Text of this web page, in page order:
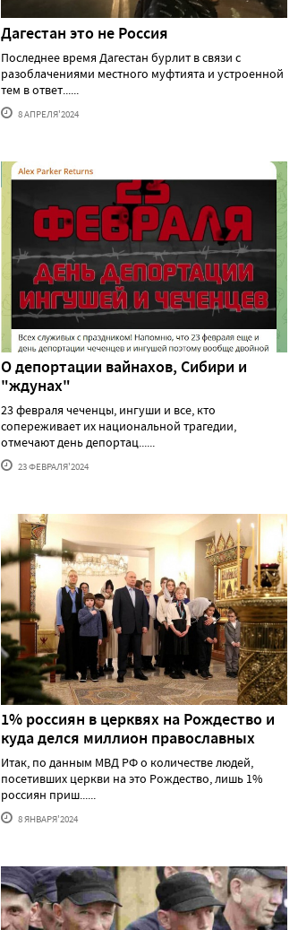
Дагестан это не Россия
Последнее время Дагестан бурлит в связи с
разоблачениями местного муфтията и устроенной
тем в ответ......
8 АПРЕЛЯ'2024
О депортации вайнахов, Сибири и
"ждунах"
23 февраля чеченцы, ингуши и все, кто
сопереживает их национальной трагедии,
отмечают день депортац......
23 ФЕВРАЛЯ'2024
1% россиян в церквях на Рождество и
куда делся миллион православных
Итак, по данным МВД РФ о количестве людей,
посетивших церкви на это Рождество, лишь 1%
россиян приш......
8 ЯНВАРЯ'2024